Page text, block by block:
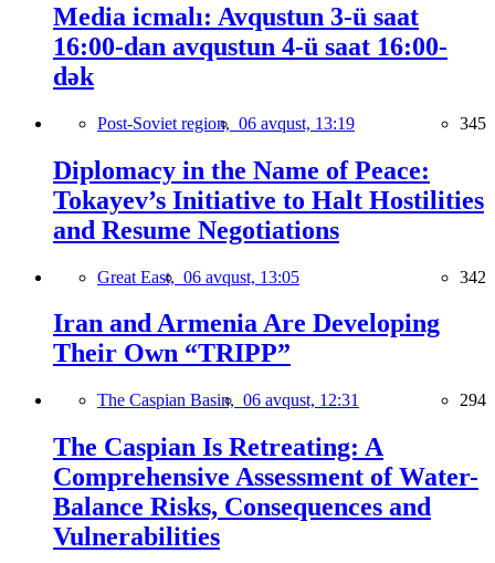
Media icmalı: Avqustun 3-ü saat
16:00-dan avqustun 4-ü saat 16:00-
dək
Post-Soviet region, 06 avqust, 13:19 345
Diplomacy in the Name of Peace:
Tokayev’s Initiative to Halt Hostilities
and Resume Negotiations
Great East, 06 avqust, 13:05 342
Iran and Armenia Are Developing
Their Own “TRIPP”
The Caspian Basin, 06 avqust, 12:31 294
The Caspian Is Retreating: A
Comprehensive Assessment of Water-
Balance Risks, Consequences and
Vulnerabilities